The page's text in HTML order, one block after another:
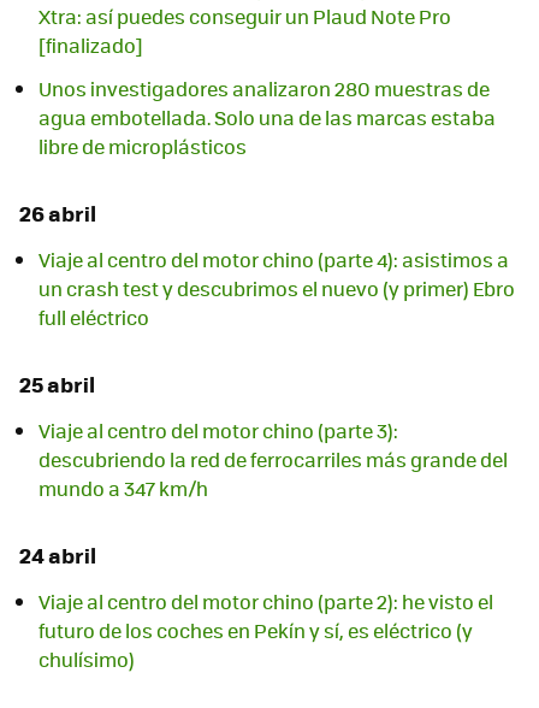
Xtra: así puedes conseguir un Plaud Note Pro
[finalizado]
Unos investigadores analizaron 280 muestras de
agua embotellada. Solo una de las marcas estaba
libre de microplásticos
26 abril
Viaje al centro del motor chino (parte 4): asistimos a
un crash test y descubrimos el nuevo (y primer) Ebro
full eléctrico
25 abril
Viaje al centro del motor chino (parte 3):
descubriendo la red de ferrocarriles más grande del
mundo a 347 km/h
24 abril
Viaje al centro del motor chino (parte 2): he visto el
futuro de los coches en Pekín y sí, es eléctrico (y
chulísimo)